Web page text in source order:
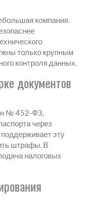
компания.
только крупным
контроля данных.
документов
№ 452-ФЗ,
через
эту
штрафы. В
налоговых